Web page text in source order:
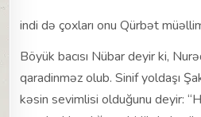
indi də çoxları onu Qürbət
Böyük bacısı Nübar deyir ki,
qaradinməz olub. Sinif yoldaşı
kəsin sevimlisi olduğunu deyir: